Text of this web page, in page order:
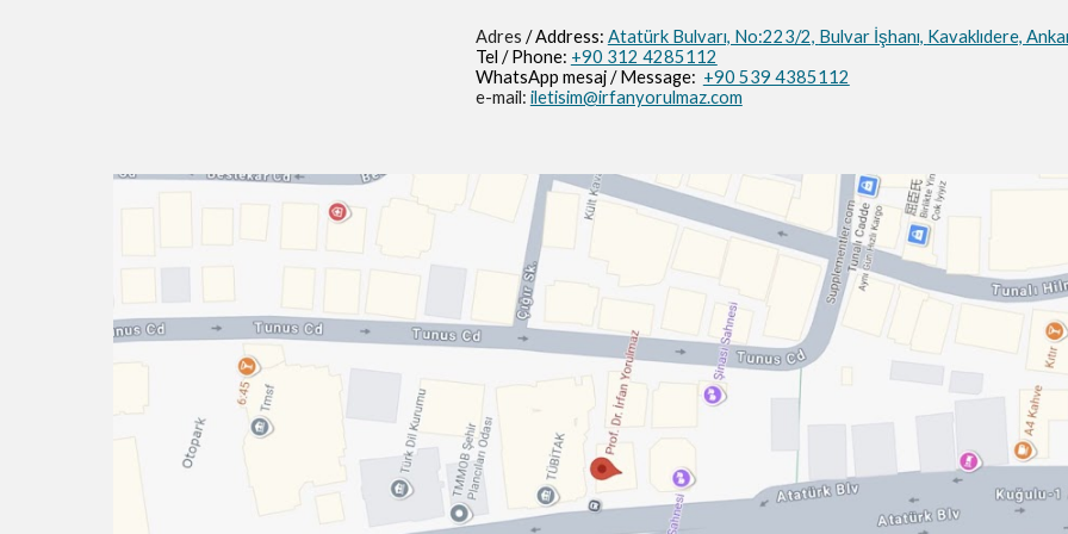
Adres / Address: Atatürk Bulvarı, No:223/2, Bulvar İşhanı, Kavaklıdere,
Tel / Phone: +90 312 4285112
WhatsApp mesaj / Message: +90 539 4385112
e-mail: iletisim@irfanyorulmaz.com